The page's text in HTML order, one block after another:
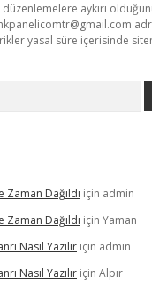
düzenlemelere aykırı
yasal süre içerisinde
Zaman Dağıldı için admin
Zaman Dağıldı için Yaman
Nasıl Yazılır için admin
Nasıl Yazılır için Alpır